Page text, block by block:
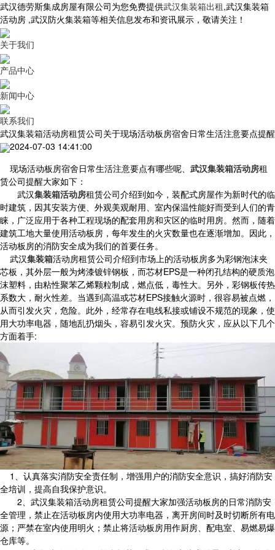
武汉德劳斯集成房屋有限公司为您免费提供武汉集装箱出租,武汉集装箱
活动房 ,武汉防火集装箱等相关信息发布和资讯展示，敬请关注！
关于我们
产品中心
新闻中心
联系我们
武汉集装箱活动房租赁公司关于现场活动板房宿舍日常生活注意要点提醒
2024-07-03 14:41:00
现场活动板房宿舍日常生活注意要点有哪些呢、 武汉集装箱活动房租
赁公司提醒大家如下：
武汉集装箱活动房租赁公司介绍到如今，装配式房屋作为新时代的临
时建筑，因其安装方便、外观美观耐用、室内保温性能好而受到人们的青
睐，广泛应用于各种工程现场的配套用房和灾区的临时用房。然而，随着
建筑工地大量使用活动板房，每年发生的火灾数量也在逐渐增加。因此，
活动板房的消防安全成为我们的首要任务。
武汉集装箱活动房租赁公司介绍到市场上的活动板房多为彩钢泡沫夹
芯板，其外层一般为烤漆镀锌钢板，而芯材EPS是一种闭孔结构的硬质泡
沫塑料，由粘性聚苯乙烯颗粒制成，燃点低，毒性大。另外，彩钢板传热
系数大，耐火性差。当遇到高温或芯材EPS接触火源时，很容易被点燃，
从而引发火灾，危险。此外，经常存在电线私接或铺设不规范的现象，使
用大功率电器，随地乱扔烟头，容易引发火灾。预防火灾，应从以下几个
方面着手:
1、认真落实消防安全责任制，增强用户的消防安全意识，搞好消防安
全培训，提高自我保护意识。
2、武汉集装箱活动房租赁公司提醒大家加强活动板房的日常消防安
全管理，禁止在活动板房内使用大功率电器，离开房间时及时切断所有电
源；严禁在室内使用明火；禁止将活动板房用作厨房、配电室、易燃易爆
仓库等。